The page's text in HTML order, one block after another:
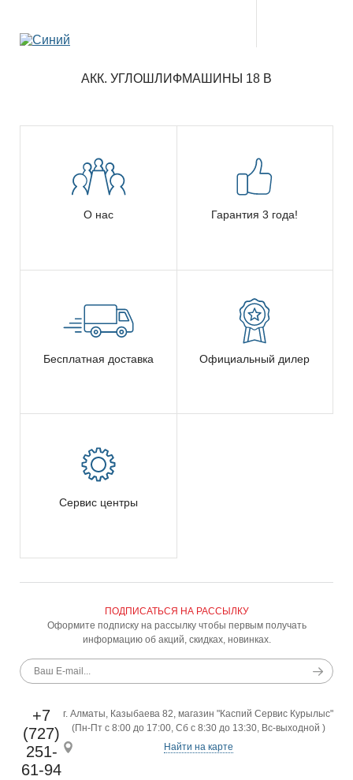
АКК. УГЛОШЛИФМАШИНЫ 18 В
О нас Гарантия 3 года!
Бесплатная доставка Официальный дилер
Сервис центры
ПОДПИСАТЬСЯ НА РАССЫЛКУ
Оформите подписку на рассылку чтобы первым получать
информацию об акций, скидках, новинках.
г. Алматы, Казыбаева 82, магазин "Каспий Сервис Курылыс"
(Пн-Пт с 8:00 до 17:00, Сб с 8:30 до 13:30, Вс-выходной )
Найти на карте
+7
(727)
251-
61-94